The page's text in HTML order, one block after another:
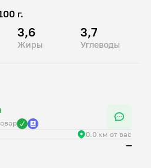
г.
3,6
Жиры
3,7
Углеводы
0.0 км от вас
—